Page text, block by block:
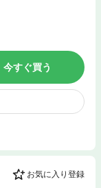
今すぐ買う
お気に入り登録